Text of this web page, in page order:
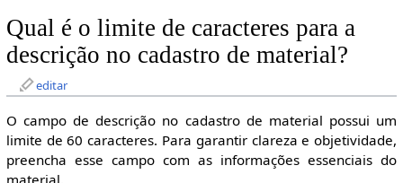
Qual é o limite de caracteres para a
descrição no cadastro de material?
editar
O campo de descrição no cadastro de material possui um
limite de 60 caracteres. Para garantir clareza e objetividade,
preencha esse campo com as informações essenciais do